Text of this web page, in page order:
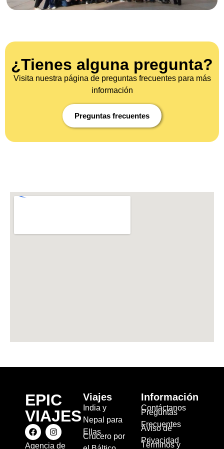
¿Tienes alguna pregunta?
Visita nuestra página de preguntas frecuentes para más
información
Preguntas frecuentes
EPIC
VIAJES
Agencia de
Viajes
India y
Nepal para
Ellas
Crucero por
Información
Contáctanos
Preguntas
Frecuentes
Aviso de
Privacidad
Términos y